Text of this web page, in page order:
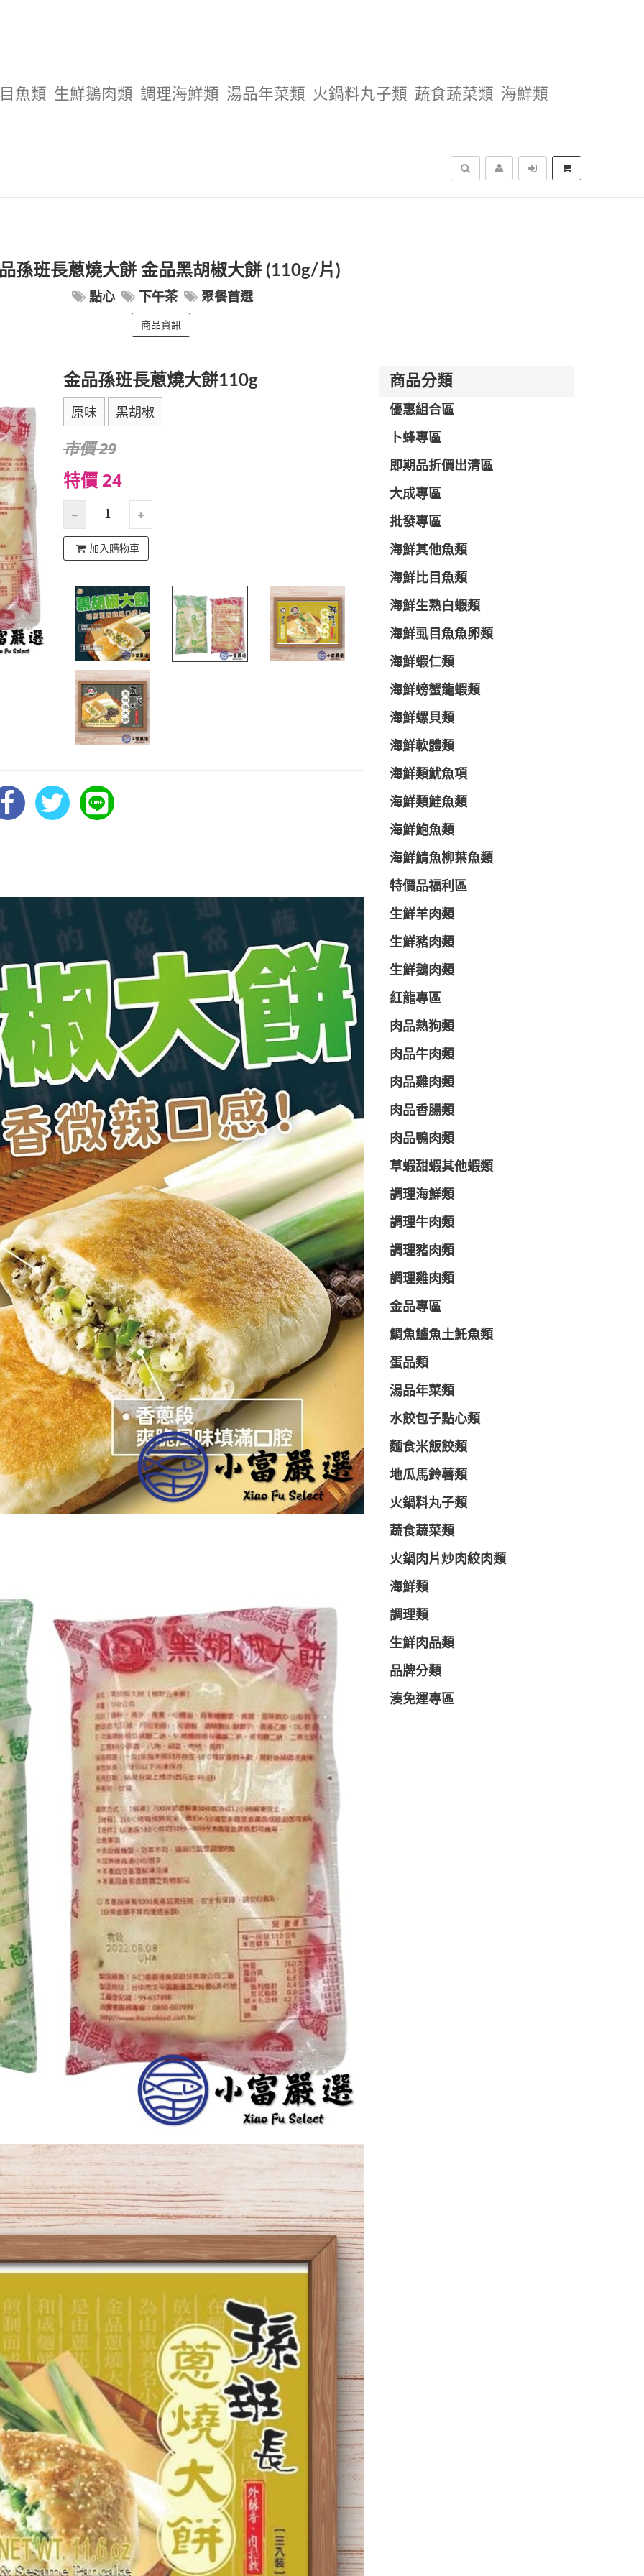
魚類 生鮮鵝肉類 調理海鮮類 湯品年菜類 火鍋料丸子類 蔬食蔬菜類 海鮮類
搜尋
孫班長蔥燒大餅 金品黑胡椒大餅 (110g/片)
點心 下午茶 聚餐首選
商品資訊
金品孫班長蔥燒大餅110g
原味 黑胡椒
市價 29
特價 24
加入購物車
商品分類
優惠組合區
卜蜂專區
即期品折價出清區
大成專區
批發專區
海鮮其他魚類
海鮮比目魚類
海鮮生熟白蝦類
海鮮虱目魚魚卵類
海鮮蝦仁類
海鮮螃蟹龍蝦類
海鮮螺貝類
海鮮軟體類
海鮮類魷魚項
海鮮類鮭魚類
海鮮鮑魚類
海鮮鯖魚柳葉魚類
特價品福利區
生鮮羊肉類
生鮮豬肉類
生鮮鵝肉類
紅龍專區
肉品熱狗類
肉品牛肉類
肉品雞肉類
肉品香腸類
肉品鴨肉類
草蝦甜蝦其他蝦類
調理海鮮類
調理牛肉類
調理豬肉類
調理雞肉類
金品專區
鯛魚鱸魚土魠魚類
蛋品類
湯品年菜類
水餃包子點心類
麵食米飯餃類
地瓜馬鈴薯類
火鍋料丸子類
蔬食蔬菜類
火鍋肉片炒肉絞肉類
海鮮類
調理類
生鮮肉品類
品牌分類
湊免運專區